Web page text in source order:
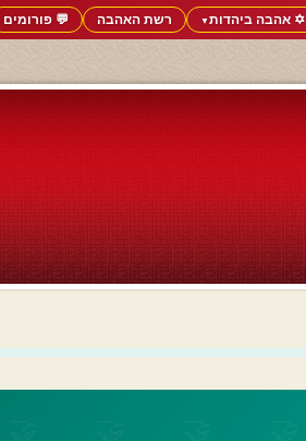
✡️ אהבה ביהדות▼ רשת האהבה 💬 פורומים